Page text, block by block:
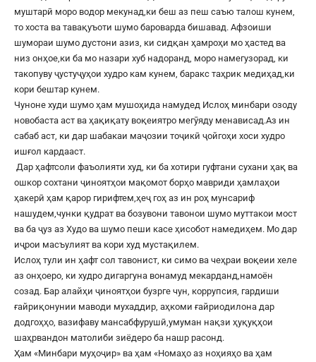
муштарӣ моро водор мекунад,ки беш аз пеш саъю талош кунем,
то хоста ва тавақуъоти шумо бароварда бишавад. Афзоиши
шумораи шумо дустони азиз, ки сидқан ҳамроҳи мо ҳастед ва
низ онҳое,ки ба мо назари хуб надоранд, моро намегузорад, ки
такопуву ҷустуҷуҳои худро кам кунем, баракс таҳрик медиҳад,ки
кори бештар кунем.
Чуноне худи шумо ҳам мушоҳида намудед Ислоҳ минбари озоду
новобаста аст ва ҳақиқату воқеиятро мегӯяду менависад.Аз ин
сабаб аст, ки дар шабакаи маҷозии тоҷикӣ ҷойгоҳи хоси худро
ишғол кардааст.
Дар ҳафтсоли фаъолияти худ, ки ба хотири гуфтани сухани ҳақ ва
ошкор сохтани ҷиноятҳои мақомот борҳо мавриди ҳамлаҳои
ҳакерӣ ҳам қарор гирифтем,ҳеҷ гоҳ аз ин роҳ мунсариф
нашудем,чунки қудрат ва бозувони тавонои шумо муттакои мост
ва ба ҷуз аз Худо ва шумо пеши касе ҳисобот намедиҳем. Мо дар
иҷрои масъулият ва кори худ мустақилем.
Ислоҳ тули ин ҳафт сол тавонист, ки симо ва чеҳраи воқеии хеле
аз онҳоеро, ки худро дигаргуна вонамуд мекарданд,намоён
созад. Бар алайҳи ҷиноятҳои бузрге чун, коррупсия, гардиши
ғайриқонунии маводи мухаддир, аҳкоми ғайриодилона дар
додгоҳҳо, вазифаву мансабфурушӣ,умуман нақзи ҳуқуқҳои
шаҳрвандон матолиби зиёдеро ба нашр расонд.
Ҳам «Минбари муҳоҷир» ва ҳам «Номаҳо аз ноҳияҳо ва ҳам